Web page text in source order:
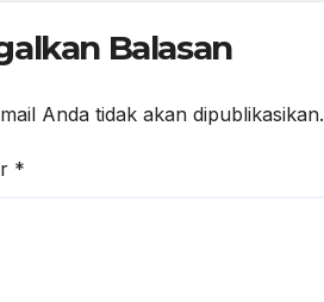
Balasan
Anda tidak akan dipublikasikan.
*